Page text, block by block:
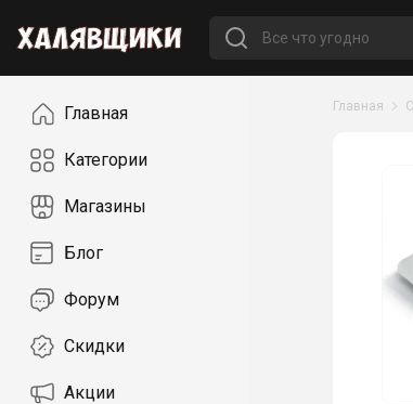
НавигацияГлавная
Категории
Магазины
Блог
Форум
Скидки
Акции
Главная